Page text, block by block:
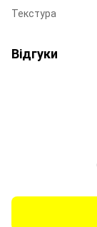
Текстура
Відгуки